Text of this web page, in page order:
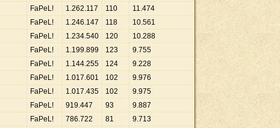
FaΡeL! 1.262.117 110 11.474
FaPeL! 1.246.147 118 10.561
FaPeL! 1.234.540 120 10.288
FaPeL! 1.199.899 123 9.755
FaPeL! 1.144.255 124 9.228
FaPeL! 1.017.601 102 9.976
FaΡeL! 1.017.435 102 9.975
FaPeL! 919.447 93 9.887
FaPeL! 786.722 81 9.713